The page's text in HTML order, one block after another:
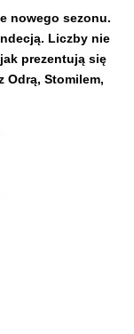
nowego sezonu.
Liczby nie
prezentują się
Odrą, Stomilem,